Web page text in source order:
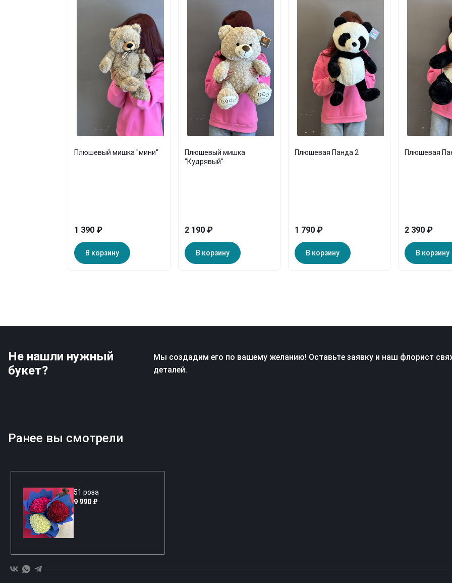
Плюшевый мишка "мини"
1 390 ₽
В корзину
Плюшевый мишка
"Кудрявый"
2 190 ₽
В корзину
Плюшевая Панда 2
1 790 ₽
В корзину
Плюшевая
2 390 ₽
В корзину
Не нашли нужный
букет?
Мы создадим его по вашему желанию! Оставьте заявку и наш флорист
деталей.
Ранее вы смотрели
51 роза
9 990 ₽